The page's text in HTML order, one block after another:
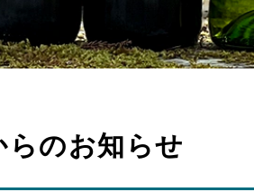
のお知らせ